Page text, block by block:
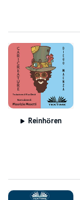
Reinhören